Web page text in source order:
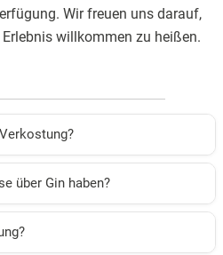
Wir freuen uns darauf,
willkommen zu heißen.
über Gin haben?
und informativ.